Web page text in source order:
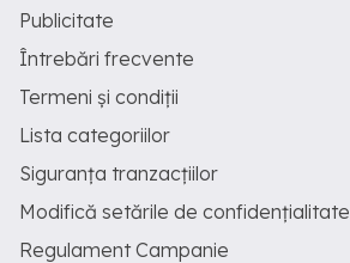
Publicitate
Întrebări frecvente
Termeni și condiții
Lista categoriilor
Siguranța tranzacțiilor
Modifică setările de confidențialitate
Regulament Campanie